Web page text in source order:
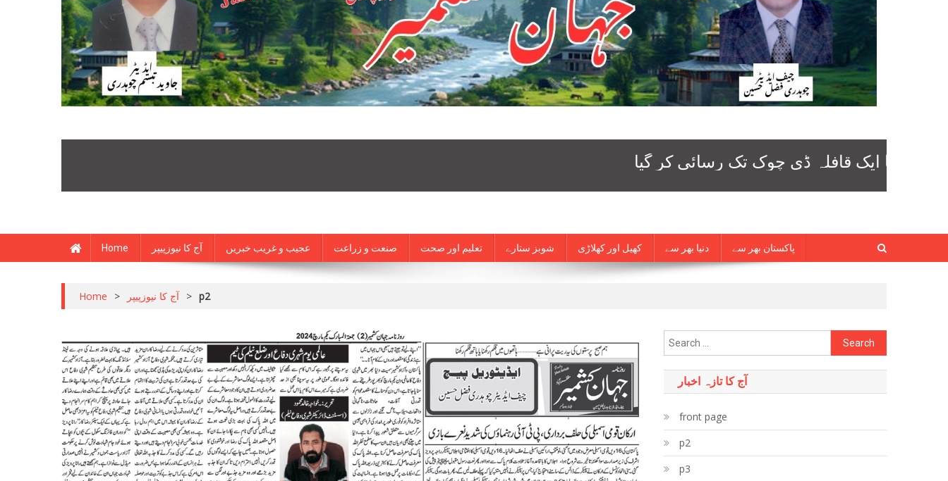
Home آج کا نیوزپیپر عجیب و غریب خبریں صنعت و زراعت تعلیم اور صحت شوبز ستارے کھیل اور کھلاڑی دنیا بھر سے پاکستان بھر سے
Home > آج کا نیوزپیپر > p2
Search
for:
آج کا تازہ اخبار
front page
p2
p3